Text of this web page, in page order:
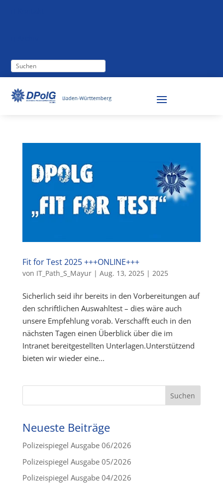
Fit for Test 2025 +++ONLINE+++
von IT_Path_S_Mayur| Aug. 13, 2025| 2025
Sicherlich seid ihr bereits in den Vorbereitungen auf
den schriftlichen Auswahltest – dies wäre auch
unsere Empfehlung vorab. Verschafft euch in den
nächsten Tagen einen Überblick über die im
Intranet bereitgestellten Unterlagen.Unterstützend
bieten wir wieder eine...
Neueste Beiträge
Polizeispiegel Ausgabe 06/2026
Polizeispiegel Ausgabe 05/2026
Polizeispiegel Ausgabe 04/2026